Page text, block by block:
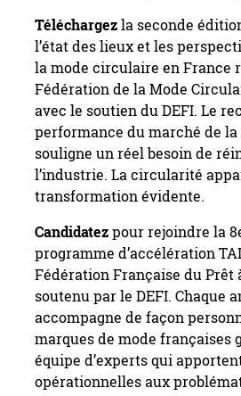
Téléchargezla seconde
l’état des lieux et les
la mode circulaire en France
Fédération de la Mode
avec le soutien du DEFI. Le
performance du marché de la
souligne un réel besoin de
l’industrie. La circularité
transformation évidente.
Candidatezpour rejoindre la
programme d’accélération
Fédération Française du Prêt
soutenu par le DEFI. Chaque
accompagne de façon
marques de mode françaises
équipe d’experts qui
opérationnelles aux